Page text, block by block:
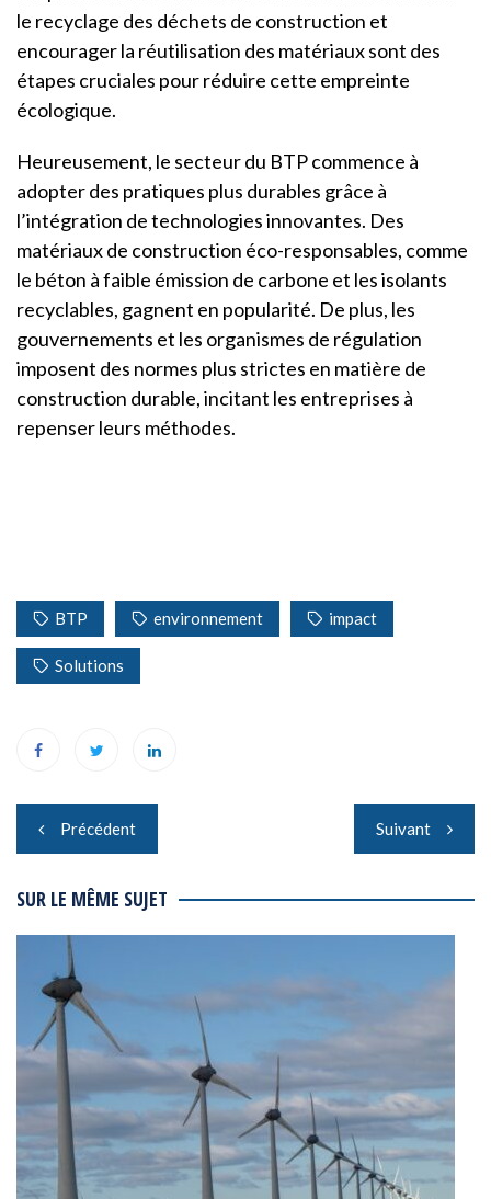
le recyclage des déchets de construction et
encourager la réutilisation des matériaux sont des
étapes cruciales pour réduire cette empreinte
écologique.
Heureusement, le secteur du BTP commence à
adopter des pratiques plus durables grâce à
l’intégration de technologies innovantes. Des
matériaux de construction éco-responsables, comme
le béton à faible émission de carbone et les isolants
recyclables, gagnent en popularité. De plus, les
gouvernements et les organismes de régulation
imposent des normes plus strictes en matière de
construction durable, incitant les entreprises à
repenser leurs méthodes.
BTP environnement impact
Solutions
Navigation
de
l’article
Précédent Suivant
SUR LE MÊME SUJET